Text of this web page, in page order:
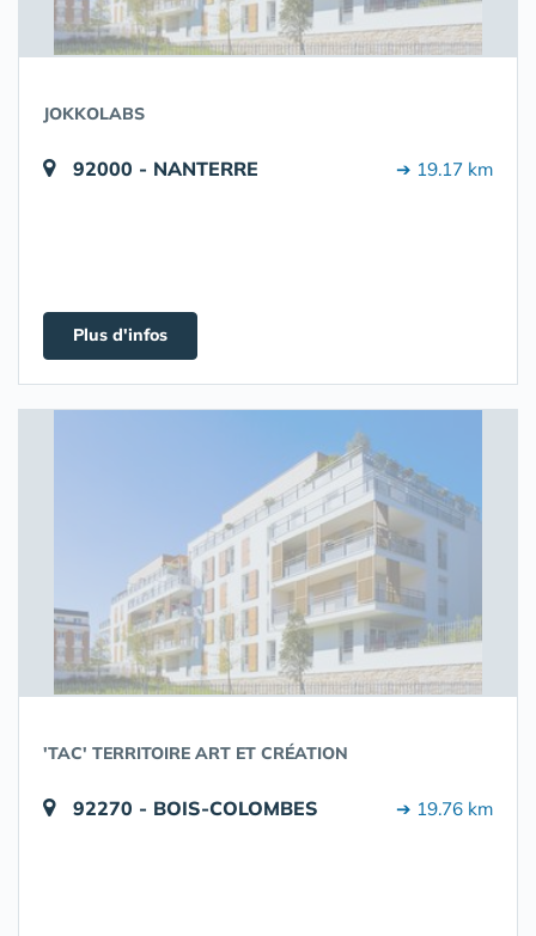
JOKKOLABS
92000 - NANTERRE ➔ 19.17 km
Plus d'infos
'TAC' TERRITOIRE ART ET CRÉATION
92270 - BOIS-COLOMBES ➔ 19.76 km